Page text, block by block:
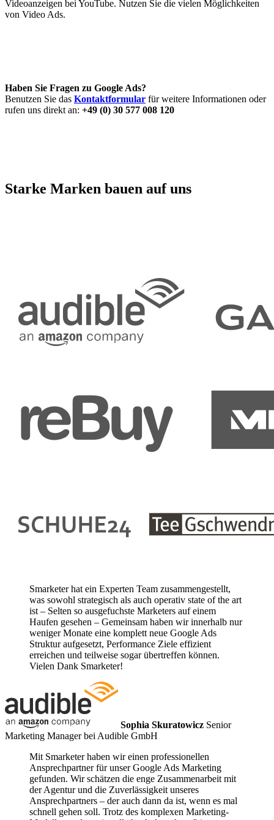
Videoanzeigen bei YouTube. Nutzen Sie die vielen Möglichkeiten
von Video Ads.
Haben Sie Fragen zu Google Ads?
Benutzen Sie das Kontaktformular für weitere Informationen oder
rufen uns direkt an: +49 (0) 30 577 008 120
Starke Marken bauen auf uns
Smarketer hat ein Experten Team zusammengestellt,
was sowohl strategisch als auch operativ state of the art
ist – Selten so ausgefuchste Marketers auf einem
Haufen gesehen – Gemeinsam haben wir innerhalb nur
weniger Monate eine komplett neue Google Ads
Struktur aufgesetzt, Performance Ziele effizient
erreichen und teilweise sogar übertreffen können.
Vielen Dank Smarketer!
Sophia Skuratowicz Senior
Marketing Manager bei Audible GmbH
Mit Smarketer haben wir einen professionellen
Ansprechpartner für unser Google Ads Marketing
gefunden. Wir schätzen die enge Zusammenarbeit mit
der Agentur und die Zuverlässigkeit unseres
Ansprechpartners – der auch dann da ist, wenn es mal
schnell gehen soll. Trotz des komplexen Marketing-